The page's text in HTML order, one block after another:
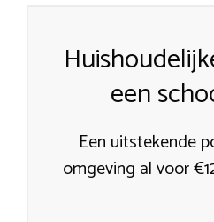
een
Een uitstekende
omgeving al voor